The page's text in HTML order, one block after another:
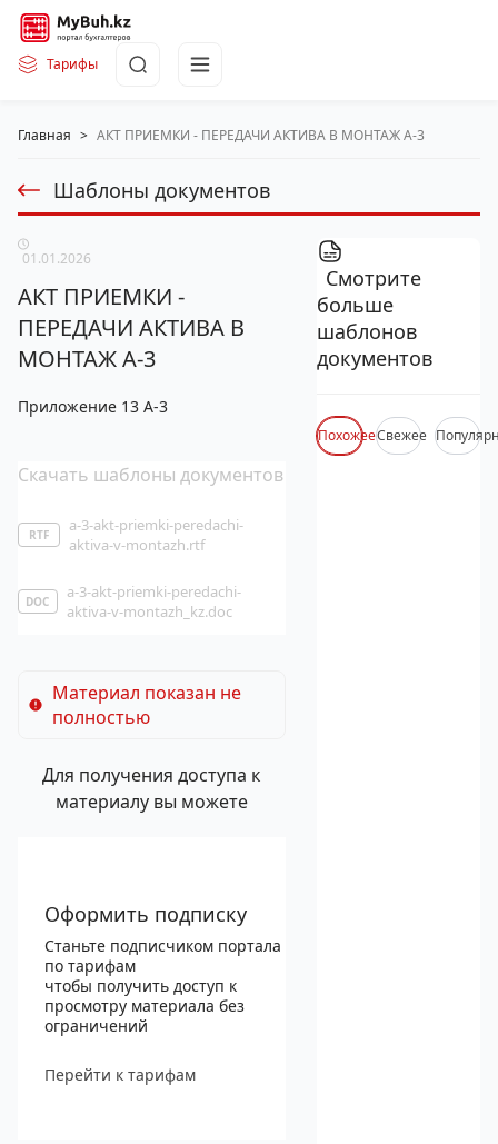
Тарифы
Главная > АКТ ПРИЕМКИ - ПЕРЕДАЧИ АКТИВА В МОНТАЖ А-3
Шаблоны документов
01.01.2026
АКТ ПРИЕМКИ -
ПЕРЕДАЧИ АКТИВА В
МОНТАЖ А-3
Приложение 13 А-3
Скачать шаблоны документов
RTF
a-3-akt-priemki-peredachi-
aktiva-v-montazh.rtf
DOC
a-3-akt-priemki-peredachi-
aktiva-v-montazh_kz.doc
Материал показан не
полностью
Для получения доступа к
материалу вы можете
Оформить подписку
Станьте подписчиком портала
по тарифам
чтобы получить доступ к
просмотру материала без
ограничений
Перейти к тарифам
Смотрите
больше
шаблонов
документов
ПохожееСвежее